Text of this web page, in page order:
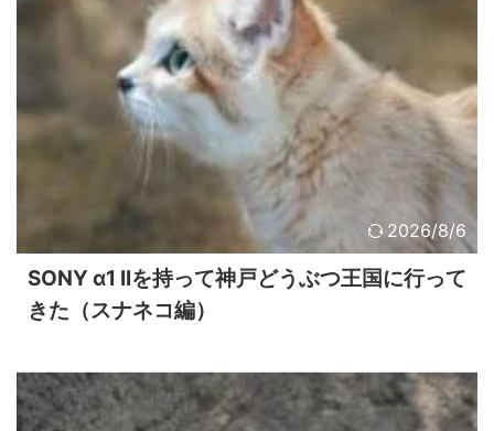
2026/8/6
SONY α1 IIを持って神戸どうぶつ王国に行って
きた（スナネコ編）